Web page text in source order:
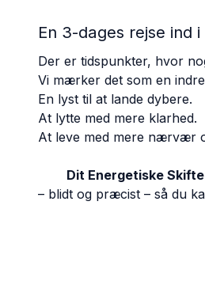
En 3-dages rejse ind
Der er tidspunkter, hvor
Vi mærker det som en
En lyst til at lande dybere.
At lytte med mere klarhed.
At leve med mere nærvær
Dit Energetiske Skifte
– blidt og præcist – så du